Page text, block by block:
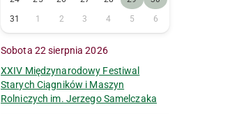
31
1 2 3 4 5 6
Sobota 22 sierpnia 2026
XXIV Międzynarodowy Festiwal
Starych Ciągników i Maszyn
Rolniczych im. Jerzego Samelczaka